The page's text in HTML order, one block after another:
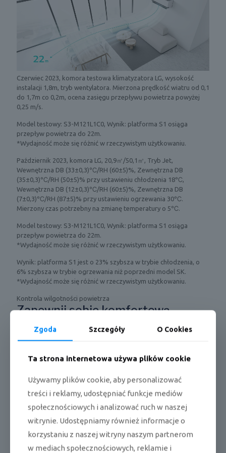
Czerwiec 2023, komora testowa klimatyzatora LG, wysokość
instalacji 1,8m, tryb wentylatora. Mierzona prędkość wiatru od 0,1
do 1,7m co 0,2m, ocena zasięgu przepływu powietrza powyżej
0,25 m/s.
Model testowy: S3-M121L1C0, Wynik: platforma S1 osiąga
przepływ powietrza do 22m.
*Wydajność może się różnić w rzeczywistym użytkowaniu.
Październik 2023, komora LG, 20,9㎡/50,1㎥, Tryb Jet,
Wewnętrzna DB (33±0,3)℃/RH (60±5)%, Zewnętrzna DB
(35±0,3)℃/RH (50±5)% przy ustawieniu chłodzenia 18℃,
Wewnętrzna DB (12±0,3)℃/RH (60±5)%, Zewnętrzna DB
(7±0,3)℃/RH (87±5)% przy ustawieniu ogrzewania 30℃.
Mierzony czas potrzebny na zmianę temperatury o 5℃.
Model testowy: S3-M121L1C0, Wynik: platforma S1 osiąga
przepływ powietrza do 22m.
*Wydajność może się różnić w rzeczywistym użytkowaniu.
Wynik: platforma S1 jest o 23% szybsza w trybie chłodzenia, o
6% szybsza w trybie ogrzewania niż poprzedni model SK.
*Wydajność może się różnić w rzeczywistym użytkowaniu.
Kontrola wilgotności powietrza
Zapewnij sobie komfortową
wilgotność powietrza
Funkcja kontroli wilgotności monitoruje poziom wilgotności
powietrza w pomieszczeniu, aby utrzymać nawiew na
Zgoda Szczegóły O Cookies
Ta strona internetowa używa plików cookie
Używamy plików cookie, aby personalizować
treści i reklamy, udostępniać funkcje mediów
społecznościowych i analizować ruch w naszej
witrynie. Udostępniamy również informacje o
korzystaniu z naszej witryny naszym partnerom
w mediach społecznościowych, reklamie i